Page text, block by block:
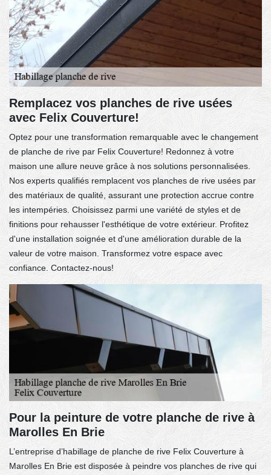
Remplacez vos planches de rive usées
avec Felix Couverture!
Optez pour une transformation remarquable avec le changement
de planche de rive par Felix Couverture! Redonnez à votre
maison une allure neuve grâce à nos solutions personnalisées.
Nos experts qualifiés remplacent vos planches de rive usées par
des matériaux de qualité, assurant une protection accrue contre
les intempéries. Choisissez parmi une variété de styles et de
finitions pour rehausser l'esthétique de votre extérieur. Profitez
d'une installation soignée et d'une amélioration durable de la
valeur de votre maison. Transformez votre espace avec
confiance. Contactez-nous!
Pour la peinture de votre planche de rive à
Marolles En Brie
L’entreprise d’habillage de planche de rive Felix Couverture à
Marolles En Brie est disposée à peindre vos planches de rive qui